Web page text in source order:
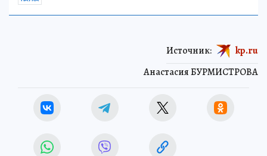
Анастасия БУРМИСТРОВА
Источник: kp.ru